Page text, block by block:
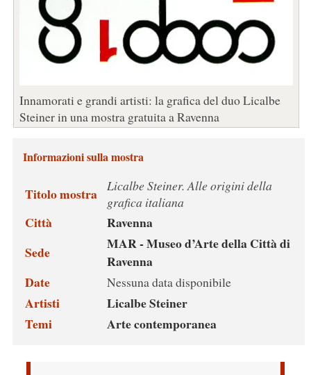
Innamorati e grandi artisti: la grafica del duo Licalbe
Steiner in una mostra gratuita a Ravenna
Informazioni sulla mostra
Titolo mostra Licalbe Steiner. Alle origini della
grafica italiana
Città
Ravenna
Sede
MAR - Museo d’Arte della Città di
Ravenna
Date
Nessuna data disponibile
Artisti
Licalbe Steiner
Temi
Arte contemporanea